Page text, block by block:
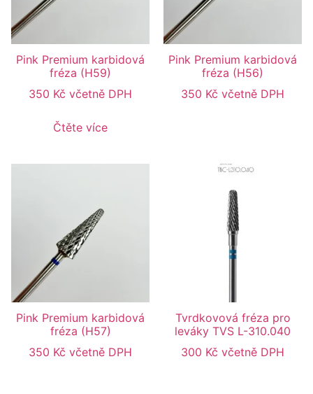
Pink Premium karbidová
fréza (H59)
350 Kč včetně DPH
Čtěte více
Pink Premium karbidová
fréza (H56)
350 Kč včetně DPH
Pink Premium karbidová
fréza (H57)
350 Kč včetně DPH
Tvrdkovová fréza pro
leváky TVS L-310.040
300 Kč včetně DPH